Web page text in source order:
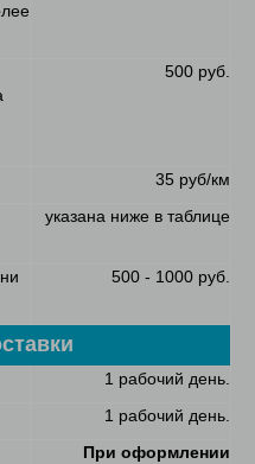
500 руб.
35 руб/км
указана ниже в таблице
500 - 1000 руб.
1 рабочий день.
1 рабочий день.
При оформлении